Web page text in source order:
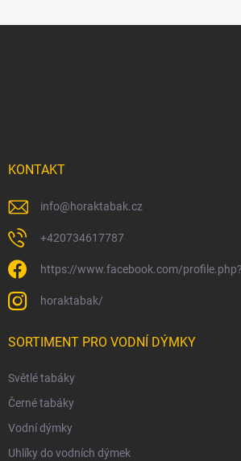
KONTAKT
info@horaktabak.cz
+420734617787
https://www.facebook.com/
horaktabak/
SORTIMENT PRO VODNÍ DÝMKY
Světlé tabáky
Černé tabáky
Vodní dýmky
Uhlíky do vodních dýmek